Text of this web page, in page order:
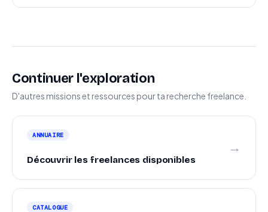
Continuer l'exploration
D'autres missions et ressources pour ta recherche freelance.
ANNUAIRE
Découvrir les freelances disponibles
→
CATALOGUE